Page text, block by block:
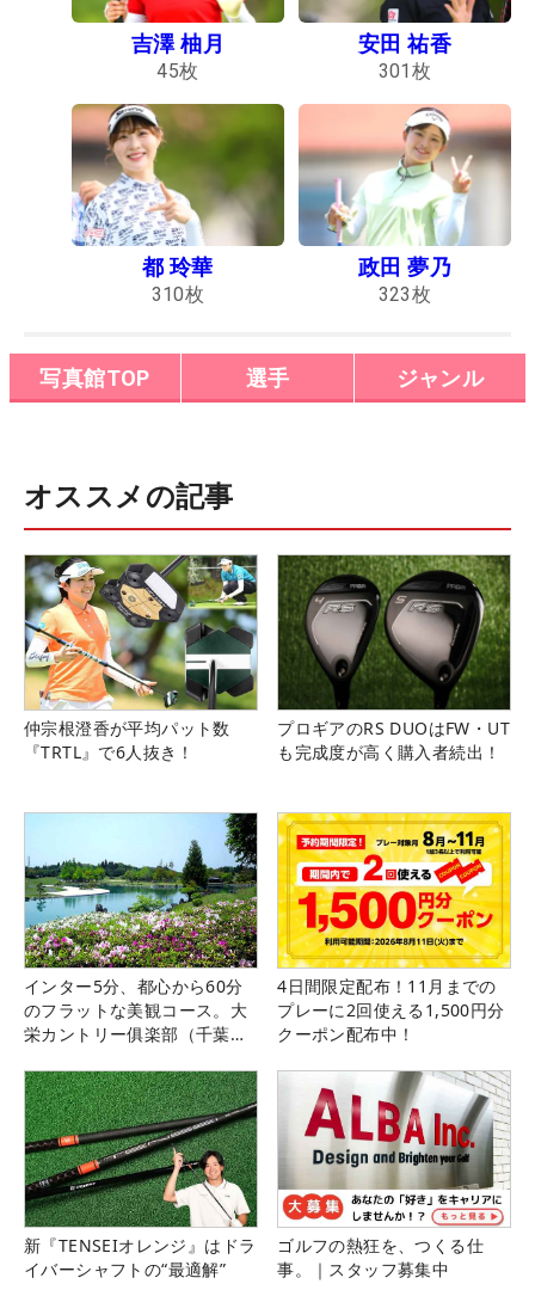
吉澤 柚月
45枚
安田 祐香
301 枚
都 玲華
310枚
政田 夢乃
323枚
写真館TOP 選手 ジャンル
オススメの記事
仲宗根澄香が平均パット数
『TRTL』で6人抜き！
プロギアのRS DUOはFW・UT
も完成度が高く購入者続出！
インター5分、都心から60分
のフラットな美観コース。大
栄カントリー俱楽部（千葉
4日間限定配布！11月までの
プレーに2回使える1,500円分
クーポン配布中！
新『TENSEIオレンジ』はドラ
イバーシャフトの“最適解”
ゴルフの熱狂を、つくる仕
事。｜スタッフ募集中